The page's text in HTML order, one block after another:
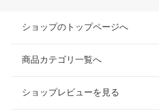
ショップのトップページへ
商品カテゴリ一覧へ
ショップレビューを見る